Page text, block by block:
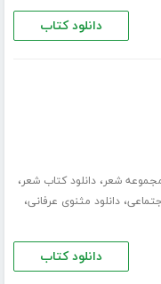
دانلود کتاب
شعر،دانلود کتاب شعر،
،دانلود مثنوی عرفانی،
دانلود کتاب